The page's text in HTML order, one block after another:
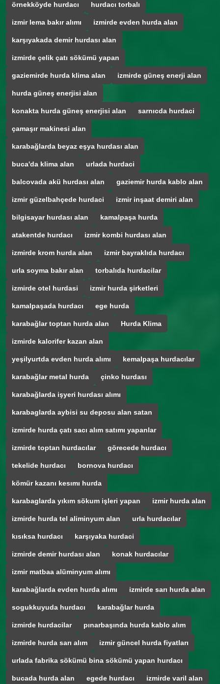
örnekköyde hurdacı hurdacı torbalı
izmir lema bakır alımı izmirde evden hurda alan
karşıyakada demir hurdası alan
izmirde çelik çatı sökümü yapan
gaziemirde hurda klima alan izmirde güneş enerji alan
hurda güneş enerjisi alan
konakta hurda güneş enerjisi alan sarnıcda hurdaci
çamaşır makinesi alan
karabağlarda beyaz eşya hurdası alan
buca'da klima alan urlada hurdaci
balcovada akü hurdası alan gaziemir hurda kablo alan
izmir güzelbahçede hurdaci izmir inşaat demiri alan
bilgisayar hurdası alan kamalpaşa hurda
atakentde hurdacı izmir kombi hurdası alan
izmirde krom hurda alan izmir bayraklıda hurdacı
urla soyma bakır alan torbalıda hurdacilar
izmirde otel hurdasi izmir hurda şirketleri
kamalpaşada hurdacı ege hurda
karabağlar toptan hurda alan Hurda Klima
izmirde kalorifer kazan alan
yeşilyurtda evden hurda alımı kemalpaşa hurdacılar
karabağlar metal hurda çinko hurdası
karabağlarda işyeri hurdası alımı
karabaglarda aybisi su deposu alan satan
izmirde hurda çatı sacı alım satımı yapanlar
izmirde toptan hurdacılar görecede hurdacı
tekelide hurdacı bornova hurdacı
kömür kazanı kesımı hurda
karabaglarda yıkım sökum işleri yapan izmir hurda alan
izmirde hurda tel aliminyum alan urla hurdacılar
kısıksa hurdacı karşıyaka hurdaci
izmirde demir hurdası alan konak hurdacılar
izmir matbaa alüminyum alımı
karabağlarda evden hurda alımı izmirde sarı hurda alan
sogukkuyuda hurdacı karabağlar hurda
izmirde hurdacilar pınarbaşında hurda kablo alım
izmirde hurda sarı alım izmir güncel hurda fiyatları
urlada fabrika sökümü bina sökümü yapan hurdacı
bucada hurda alan egede hurdacı izmirde varil alan